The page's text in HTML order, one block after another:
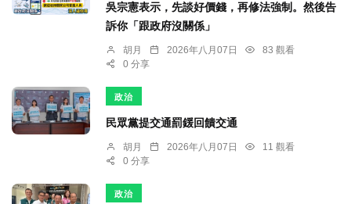
吳宗憲表示，先談好價錢，再修法強制。然後告
訴你「跟政府沒關係」
胡月 2026年八月07日
83 觀看
0 分享
政治
民眾黨提交通罰鍰回饋交通
胡月 2026年八月07日
11 觀看
0 分享
政治